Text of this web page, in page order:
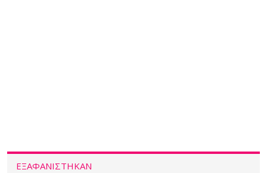
ΕΞΑΦΑΝΙΣΤΗΚΑΝ